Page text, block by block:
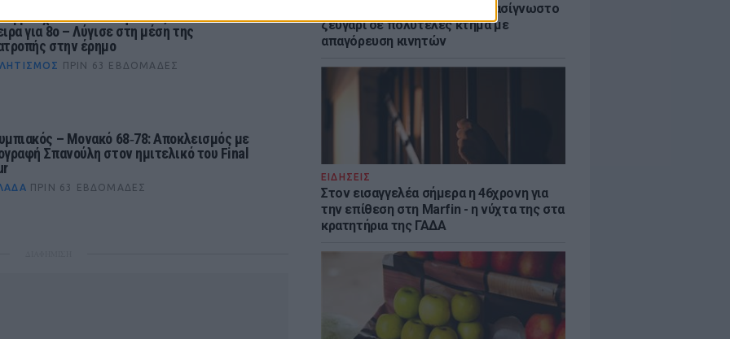
Μυστική γαμήλια γιορτή για πασίγνωστο
ζευγάρι σε πολυτελές κτήμα με
απαγόρευση κινητών
ΕΙΔΗΣΕΙΣ
Στον εισαγγελέα σήμερα η 46χρονη για
την επίθεση στη Marfin - η νύχτα της στα
κρατητήρια της ΓΑΔΑ
– Παναθηναϊκός: Στοπ στα
για 8ο – Λύγισε στη μέση της
στην έρημο
ΠΡΙΝ 63 ΕΒΔΟΜΆΔΕΣ
– Μονακό 68‑78: Αποκλεισμός με
Σπανούλη στον ημιτελικό του Final
ΠΡΙΝ 63 ΕΒΔΟΜΆΔΕΣ